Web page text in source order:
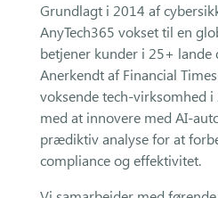
Grundlagt i 2014 af
AnyTech365 vokset til en
betjener kunder i 25+ lande
Anerkendt af Financial
voksende tech-virksomhed
med at innovere med AI-
prædiktiv analyse for at
compliance og effektivitet.